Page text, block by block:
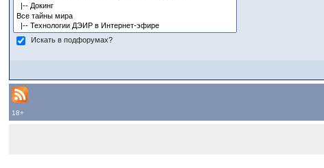
Искать в подфорумах?
18+